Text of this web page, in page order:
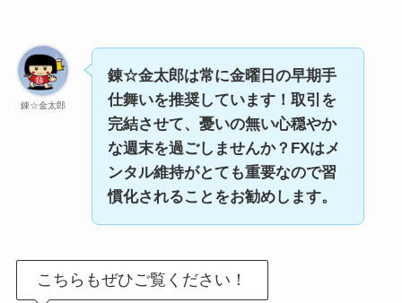
錬☆金太郎
錬☆金太郎は常に金曜日の早期手
仕舞いを推奨しています！取引を
完結させて、憂いの無い心穏やか
な週末を過ごしませんか？FXはメ
ンタル維持がとても重要なので習
慣化されることをお勧めします。
こちらもぜひご覧ください！